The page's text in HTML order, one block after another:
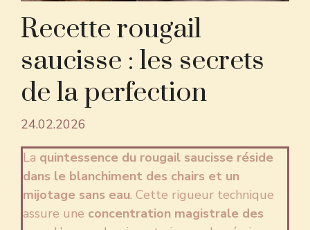
Recette rougail
saucisse : les secrets
de la perfection
24.02.2026
La quintessence du rougail saucisse réside
dans le blanchiment des chairs et un
mijotage sans eau. Cette rigueur technique
assure une concentration magistrale des